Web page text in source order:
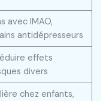
avec IMAO,
antidépresseurs
effets
divers
chez enfants,